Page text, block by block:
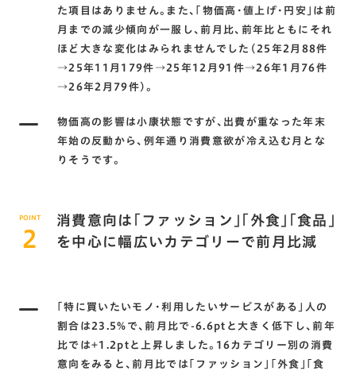
た項目はありません。また､｢物価高･値上げ･円安｣は前
月までの減少傾向が一服し､前月比､前年比ともにそれ
ほど大きな変化はみられませんでした(25年2月88件
→25年11月179件→25年12月91件→26年1月76件
→26年2月79件)。
物価高の影響は小康状態ですが､出費が重なった年末
年始の反動から､例年通り消費意欲が冷え込む月とな
りそうです。
POINT
2
消費意向は｢ファッション｣｢外食｣｢食品｣
を中心に幅広いカテゴリーで前月比減
｢特に買いたいモノ･利用したいサービスがある｣人の
割合は23.5%で､前月比で-6.6ptと大きく低下し､前年
比では+1.2ptと上昇しました。16カテゴリー別の消費
意向をみると､前月比では｢ファッション｣｢外食｣｢食